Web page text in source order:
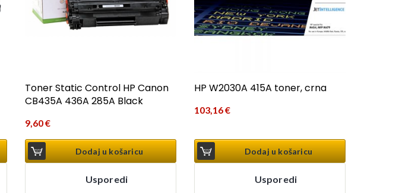
Toner Static Control HP Canon
CB435A 436A 285A Black
9,60€
Dodaj u košaricu
Usporedi
HP W2030A 415A toner, crna
103,16€
Dodaj u košaricu
Usporedi